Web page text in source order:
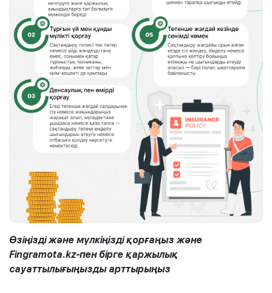
Өзіңізді және мүлкіңізді қорғаңыз және
Fingramota.kz-пен бірге қаржылық
сауаттылығыңызды арттырыңыз